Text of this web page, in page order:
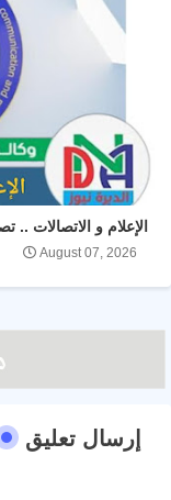
الإعلام و الاتصالات
August 07, 2026
إرسال تعليق